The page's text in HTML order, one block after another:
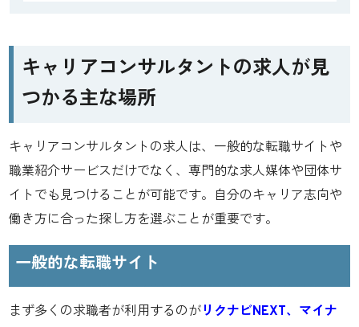
キャリアコンサルタントの求人が見
つかる主な場所
キャリアコンサルタントの求人は、一般的な転職サイトや
職業紹介サービスだけでなく、専門的な求人媒体や団体サ
イトでも見つけることが可能です。自分のキャリア志向や
働き方に合った探し方を選ぶことが重要です。
一般的な転職サイト
まず多くの求職者が利用するのが リクナビNEXT、マイナ